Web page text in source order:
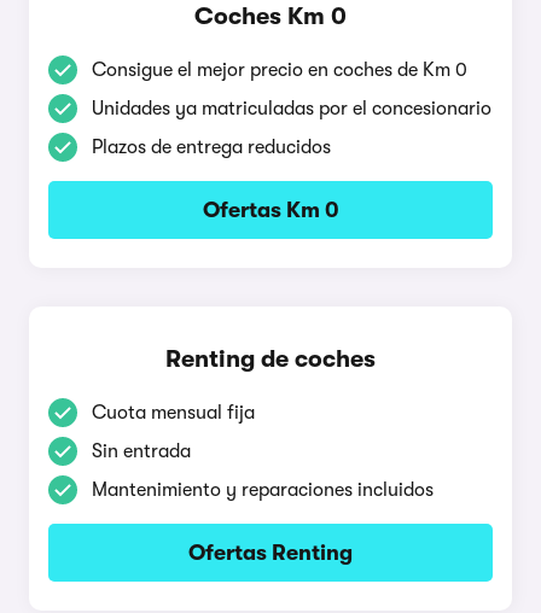
Coches Km 0
Consigue el mejor precio en coches de Km 0
Unidades ya matriculadas por el concesionario
Plazos de entrega reducidos
Ofertas Km 0
Renting de coches
Cuota mensual fija
Sin entrada
Mantenimiento y reparaciones incluidos
Ofertas Renting